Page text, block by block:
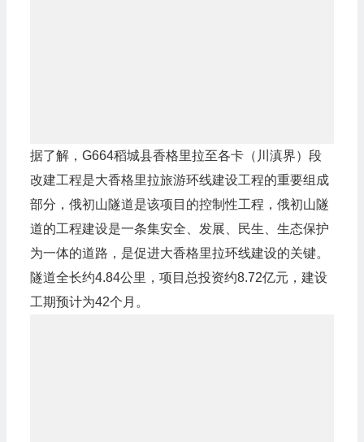
据了解，G664稻城县香格里拉至各卡（川滇界）段
改建工程是大香格里拉旅游环线建设工程的重要组成
部分，俄初山隧道是该项目的控制性工程，俄初山隧
道的工程建设是一条集安全、发展、民生、生态保护
为一体的道路，是促进大香格里拉环线建设的关键。
隧道全长约4.84公里，项目总投资约8.72亿元，建设
工期预计为42个月。